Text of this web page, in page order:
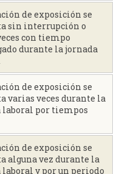
de exposición se
sin interrupción o
con tiempo
durante la jornada
de exposición se
varias veces durante la
laboral por tiempos
de exposición se
alguna vez durante la
laboral y por un periodo